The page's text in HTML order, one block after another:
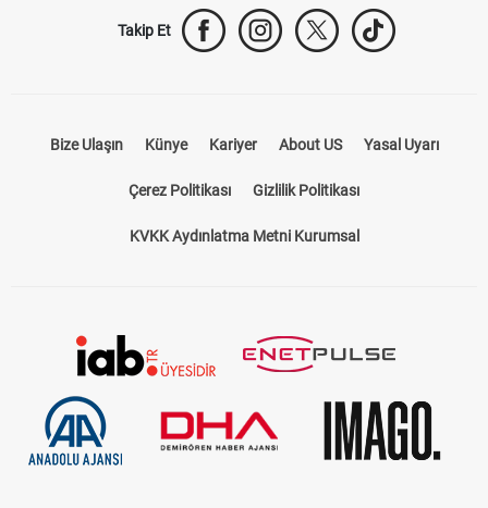
Takip Et
Bize Ulaşın Künye Kariyer About US Yasal Uyarı
Çerez Politikası Gizlilik Politikası
KVKK Aydınlatma Metni Kurumsal